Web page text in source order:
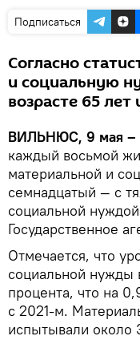
Подписаться
Согласно
и социальную
возрасте 65
ВИЛЬНЮС, 9 мая –
каждый восьмой
материальной и
семнадцатый — с
социальной
Государственное
Отмечается, что
социальной нужды
процента, что на
с 2021-м.
испытывали около